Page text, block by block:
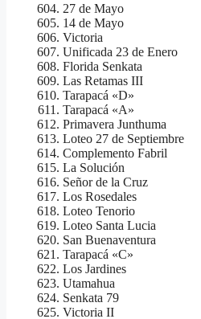
27 de Mayo
14 de Mayo
Victoria
Unificada 23 de Enero
Florida Senkata
Las Retamas III
Tarapacá «D»
Tarapacá «A»
Primavera Junthuma
Loteo 27 de Septiembre
Complemento Fabril
La Solución
Señor de la Cruz
Los Rosedales
Loteo Tenorio
Loteo Santa Lucia
San Buenaventura
Tarapacá «C»
Los Jardines
Utamahua
Senkata 79
Victoria II